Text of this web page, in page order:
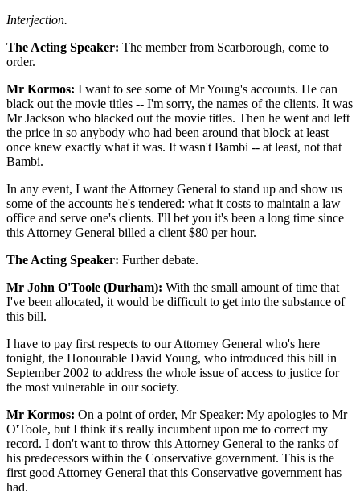
Interjection.
The Acting Speaker: The member from Scarborough, come to
order.
Mr Kormos: I want to see some of Mr Young's accounts. He can
black out the movie titles -- I'm sorry, the names of the clients. It was
Mr Jackson who blacked out the movie titles. Then he went and left
the price in so anybody who had been around that block at least
once knew exactly what it was. It wasn't Bambi -- at least, not that
Bambi.
In any event, I want the Attorney General to stand up and show us
some of the accounts he's tendered: what it costs to maintain a law
office and serve one's clients. I'll bet you it's been a long time since
this Attorney General billed a client $80 per hour.
The Acting Speaker: Further debate.
Mr John O'Toole (Durham): With the small amount of time that
I've been allocated, it would be difficult to get into the substance of
this bill.
I have to pay first respects to our Attorney General who's here
tonight, the Honourable David Young, who introduced this bill in
September 2002 to address the whole issue of access to justice for
the most vulnerable in our society.
Mr Kormos: On a point of order, Mr Speaker: My apologies to Mr
O'Toole, but I think it's really incumbent upon me to correct my
record. I don't want to throw this Attorney General to the ranks of
his predecessors within the Conservative government. This is the
first good Attorney General that this Conservative government has
had.